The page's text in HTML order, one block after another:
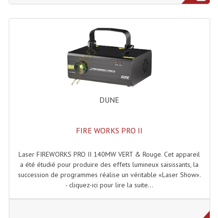
Structures, Pieds, Ponts...
Angle AG20 Structure Contest
Angle AG29 Structure Contest
Angle DUO Structure Contest
Angles Structure ASD SZ 290
Angles Structure Duo290
DUNE
FIRE WORKS PRO II
Laser FIREWORKS PRO II 140MW VERT & Rouge. Cet appareil
a été étudié pour produire des effets lumineux saisissants, la
succession de programmes réalise un véritable «Laser Show».
- cliquez-ici pour lire la suite...